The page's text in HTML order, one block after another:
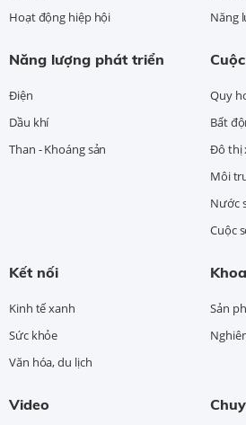
Hoạt động hiệp hội
Năng
Năng lượng phát triển
Điện
Dầu khí
Than - Khoáng sản
Quy
Bất
Đô thị
Môi
Nước
Cuộc
Kết nối
Kinh tế xanh
Sức khỏe
Văn hóa, du lịch
Sản
Video